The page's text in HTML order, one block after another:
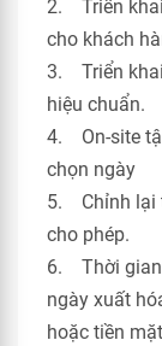
2. Triển khai
cho khách
3. Triển khai
hiệu chuẩn.
4. On-site
chọn ngày
5. Chỉnh lại
cho phép.
6. Thời gian
ngày xuất
hoặc tiền